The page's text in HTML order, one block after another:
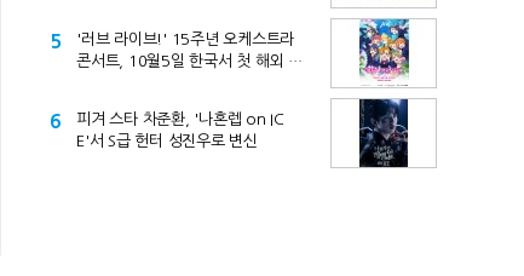
5
'러브 라이브!' 15주년 오케스트라
콘서트, 10월5일 한국서 첫 해외 공
6
피겨 스타 차준환, '나혼렙 on IC
E'서 S급 헌터 성진우로 변신